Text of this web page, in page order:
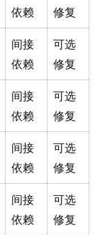
依赖
修复
间接
依赖
可选
修复
间接
依赖
可选
修复
间接
依赖
可选
修复
间接
依赖
可选
修复